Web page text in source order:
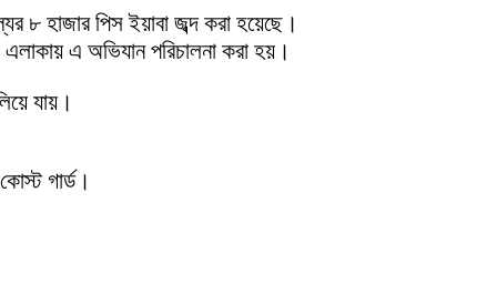
৮ হাজার পিস ইয়াবা জব্দ করা হয়েছে।
এলাকায় এ অভিযান পরিচালনা করা হয়।
যায়।
গার্ড।